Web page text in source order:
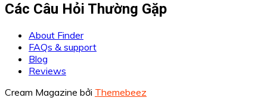
Các Câu Hỏi Thường Gặp
About Finder
FAQs & support
Blog
Reviews
Cream Magazine bởi Themebeez